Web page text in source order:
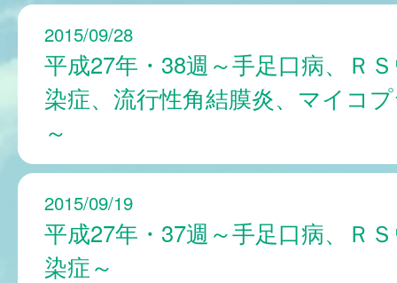
2015/09/28
平成27年・38週～手足口病、Ｒ
染症、流行性角結膜炎、マイコ
～
2015/09/19
平成27年・37週～手足口病、Ｒ
染症～